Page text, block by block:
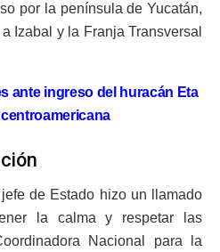
por la península de Yucatán,
Izabal y la Franja Transversal
ante ingreso del huracán Eta
de Estado hizo un llamado
la calma y respetar las
Nacional para la